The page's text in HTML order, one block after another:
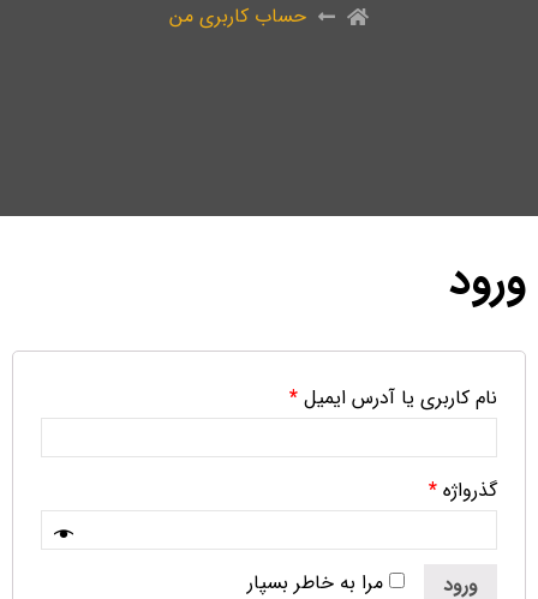
حساب کاربری من
ورود
نام کاربری یا آدرس ایمیل *
گذرواژه *
مرا به خاطر بسپار
ورود